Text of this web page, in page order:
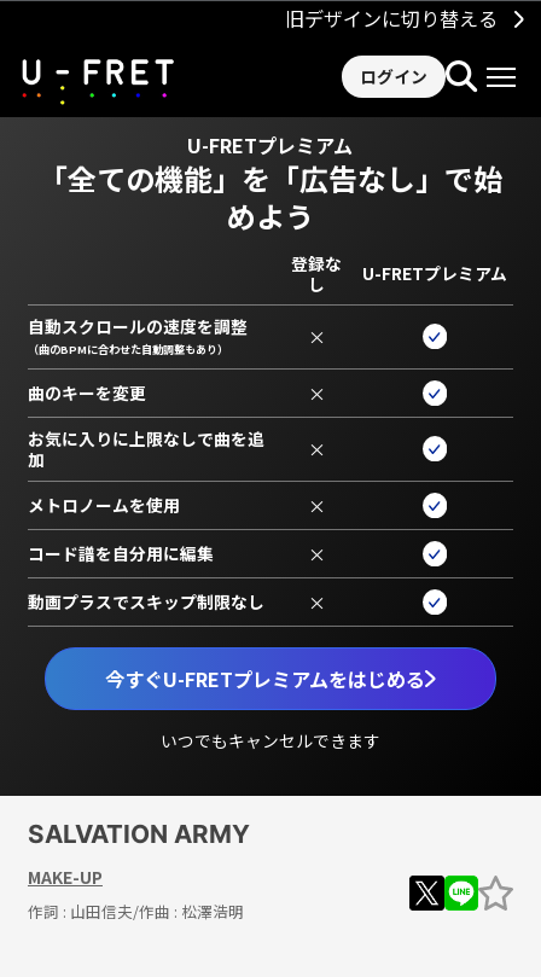
旧デザインに切り替える
ログイン
U-FRETプレミアム
「全ての機能」を 「広告なし」で始
めよう
今すぐU-FRETプレミアムをはじめる
いつでもキャンセルできます
登録な
し
U-FRETプレミアム
自動スクロールの速度を調整
（曲のBPMに合わせた自動調整もあり） ×
曲のキーを変更 ×
お気に入りに上限なしで曲を追
加
×
メトロノームを使用 ×
コード譜を自分用に編集 ×
動画プラスでスキップ制限なし ×
SALVATION ARMY
MAKE-UP
作詞 : 山田信夫/作曲 : 松澤浩明